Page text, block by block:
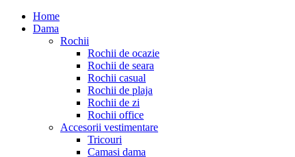
Home
Dama
Rochii
Rochii de ocazie
Rochii de seara
Rochii casual
Rochii de plaja
Rochii de zi
Rochii office
Accesorii vestimentare
Tricouri
Camasi dama